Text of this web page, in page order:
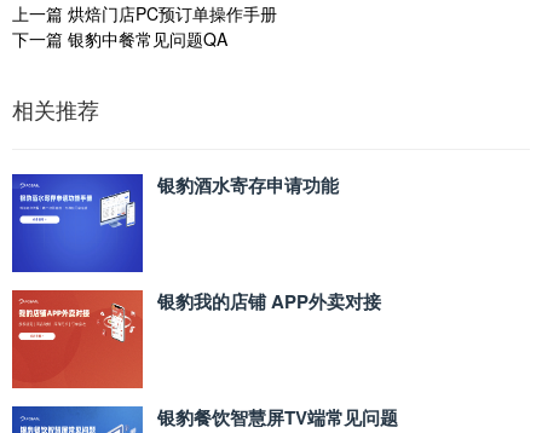
上一篇 烘焙门店PC预订单操作手册
下一篇 银豹中餐常见问题QA
相关推荐
银豹酒水寄存申请功能
银豹我的店铺 APP外卖对接
银豹餐饮智慧屏TV端常见问题